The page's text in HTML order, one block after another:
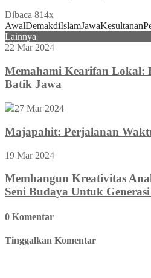
Dibaca 814x
AwalDemakdiIslamJawaKesultanan
Lainnya
22 Mar 2024
Memahami Kearifan Lokal:
Batik Jawa
27 Mar 2024
Majapahit: Perjalanan
19 Mar 2024
Membangun Kreativitas
Seni Budaya Untuk
0 Komentar
Tinggalkan Komentar